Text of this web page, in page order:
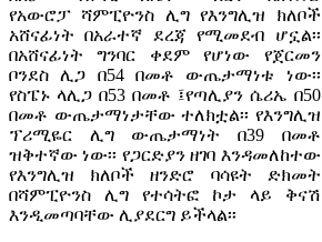
የአውሮፓ ሻምፒዮንስ ሊግ የእንግሊዝ ክለቦች
አሸናፊነት በአራተኛ ደረጃ የሚመደብ ሆኗል፡፡
በአሸናፊነት ግንባር ቀደም የሆነው የጀርመን
ቦንደስ ሊጋ በ54 በመቶ ውጤታማነቱ ነው፡፡
የስፔኑ ላሊጋ በ53 በመቶ ፤የጣሊያን ሴሪኤ በ50
በመቶ ውጤታማነታቸው ተለክቷል፡፡ የእንግሊዝ
ፕሪሚዬር ሊግ ውጤታማነት በ39 በመቶ
ዝቅተኛው ነው፡፡ የጋርድያን ዘገባ እንዳመለከተው
የእንግሊዝ ክለቦች ዘንድሮ ባሳዩት ድክመት
በሻምፒዮንስ ሊግ የተሳትፎ ኮታ ላይ ቅናሽ
እንዲመጣባቸው ሊያደርግ ይችላል፡፡